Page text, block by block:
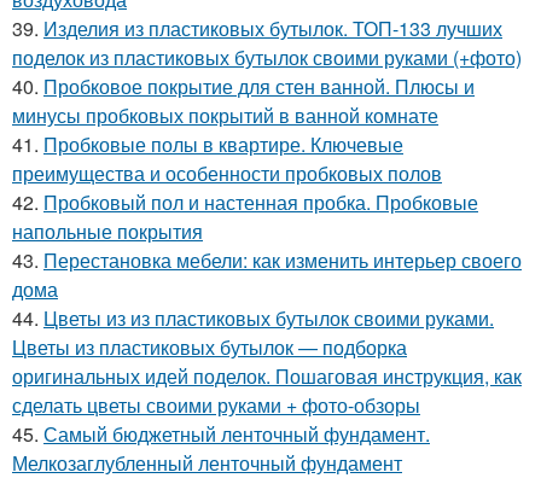
39. Изделия из пластиковых бутылок. ТОП-133 лучших
поделок из пластиковых бутылок своими руками (+фото)
40. Пробковое покрытие для стен ванной. Плюсы и
минусы пробковых покрытий в ванной комнате
41. Пробковые полы в квартире. Ключевые
преимущества и особенности пробковых полов
42. Пробковый пол и настенная пробка. Пробковые
напольные покрытия
43. Перестановка мебели: как изменить интерьер своего
дома
44. Цветы из из пластиковых бутылок своими руками.
Цветы из пластиковых бутылок — подборка
оригинальных идей поделок. Пошаговая инструкция, как
сделать цветы своими руками + фото-обзоры
45. Самый бюджетный ленточный фундамент.
Мелкозаглубленный ленточный фундамент